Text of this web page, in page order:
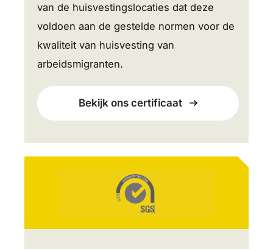
van de huisvestingslocaties dat deze
voldoen aan de gestelde normen voor de
kwaliteit van huisvesting van
arbeidsmigranten.
Bekijk ons certificaat